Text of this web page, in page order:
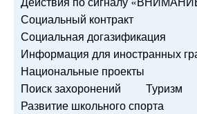
Социальный контракт
Социальная догазификация
Информация для иностранных
Национальные проекты
Поиск захоронений
Туризм
Развитие школьного спорта